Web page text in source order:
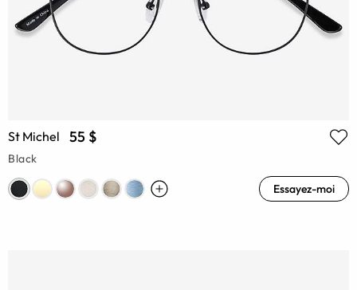
St Michel 55 $
Black
Essayez-moi